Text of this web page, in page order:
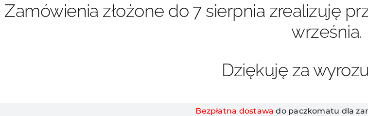
Zamówienia złożone do 7 sierpnia zrealizuję
września.
Dziękuję za
Bezpłatna dostawa do paczkomatu dla